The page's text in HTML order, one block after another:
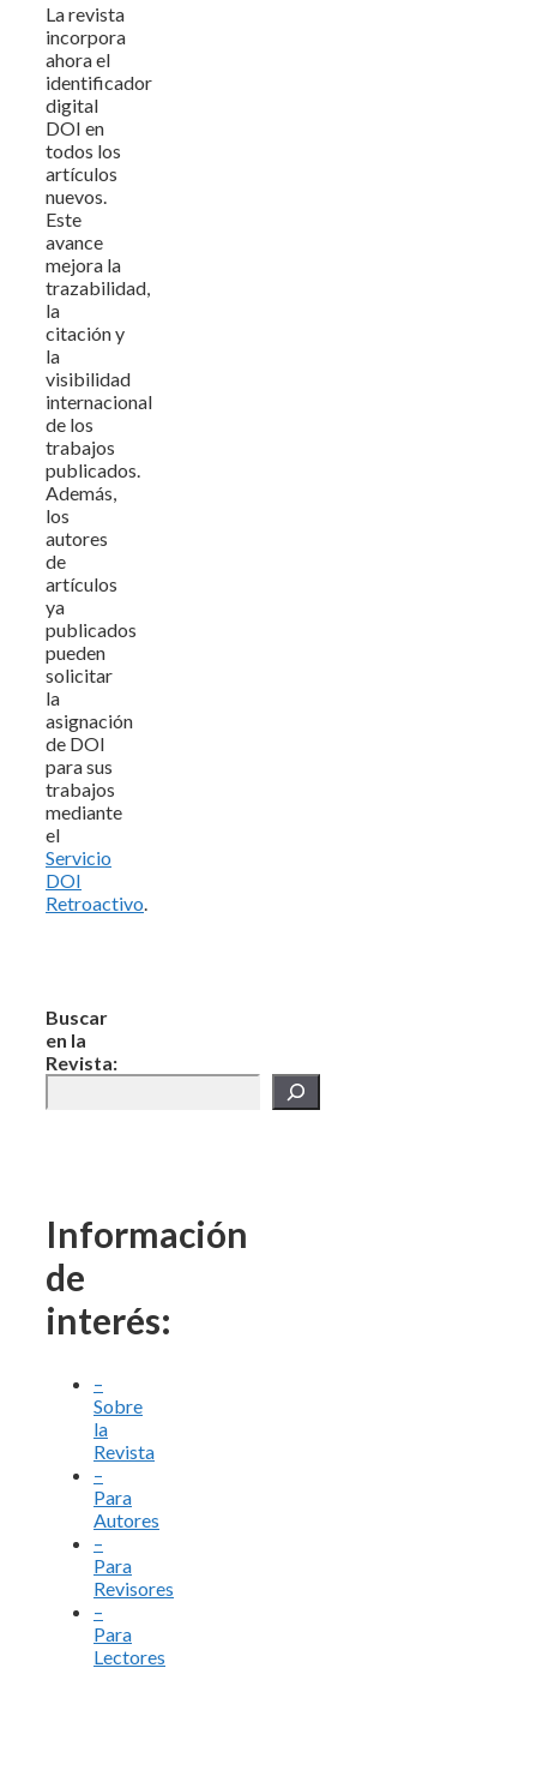
La revista
incorpora
ahora el
identificador
digital
DOI en
todos los
artículos
nuevos.
Este
avance
mejora la
trazabilidad,
la
citación y
la
visibilidad
internacional
de los
trabajos
publicados.
Además,
los
autores
de
artículos
ya
publicados
pueden
solicitar
la
asignación
de DOI
para sus
trabajos
mediante
el
Servicio
DOI
Retroactivo
Buscar
en la
Revista:
Información
de
interés:
–
Sobre
la
Revista
–
Para
Autores
–
Para
Revisores
–
Para
Lectores